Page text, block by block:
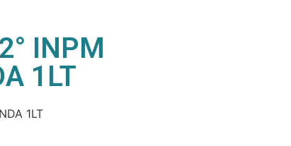
INPM
1LT
1LT